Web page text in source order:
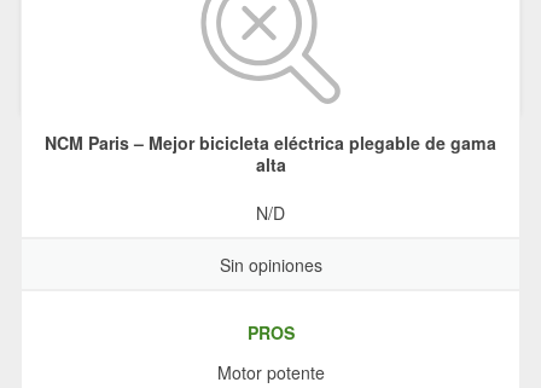
NCM Paris – Mejor bicicleta eléctrica plegable de gama
alta
N/D
Sin opiniones
PROS
Motor potente